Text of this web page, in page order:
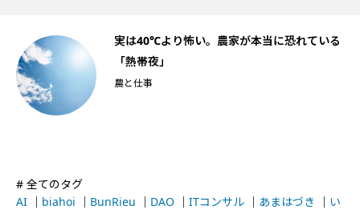
実は40℃より怖い。農家が本当に恐れている
「熱帯夜」
農と仕事
# 全てのタグ
AI ｜ biahoi ｜ BunRieu ｜ DAO ｜ ITコンサル ｜ あまはづき ｜ い